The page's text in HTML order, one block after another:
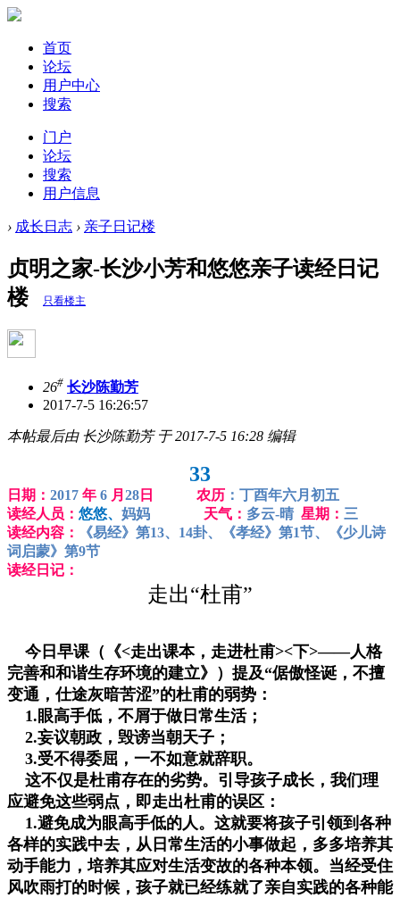
首页
论坛
用户中心
搜索
门户
论坛
搜索
用户信息
› 成长日志 › 亲子日记楼
贞明之家-长沙小芳和悠悠亲子读经日记
楼
只看楼主
26# 长沙陈勤芳
2017-7-5 16:26:57
本帖最后由 长沙陈勤芳 于 2017-7-5 16:28 编辑
33
日期： 2017 年 6 月 28 日 农历 ：丁酉年六月初五
读经人员： 悠悠、 妈妈 天气： 多云-晴 星期： 三
读经内容：
《易经》第13、14卦、《孝经》第1节、《少儿诗
词启蒙》第9节
读经日记：
走出“杜甫”
今日早课（《<走出课本，走进杜甫><下>——人格
完善和和谐生存环境的建立》）提及“倨傲怪诞，不擅
变通，仕途灰暗苦涩”的杜甫的弱势：
1.眼高手低，不屑于做日常生活；
2.妄议朝政，毁谤当朝天子；
3.受不得委屈，一不如意就辞职。
这不仅是杜甫存在的劣势。引导孩子成长，我们理
应避免这些弱点，即走出杜甫的误区：
1.避免成为眼高手低的人。这就要将孩子引领到各种
各样的实践中去，从日常生活的小事做起，多多培养其
动手能力，培养其应对生活变故的各种本领。当经受住
风吹雨打的时候，孩子就已经练就了亲自实践的各种能